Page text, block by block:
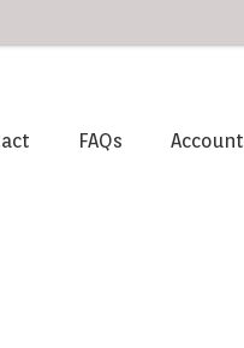
FAQs Account